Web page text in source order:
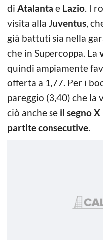
di Atalanta e Lazio. I
visita alla Juventus,
già battuti sia nella
che in Supercoppa. La
quindi ampiamente
offerta a 1,77. Per i
pareggio (3,40) che la
ciò anche se il segno
partite consecutive.